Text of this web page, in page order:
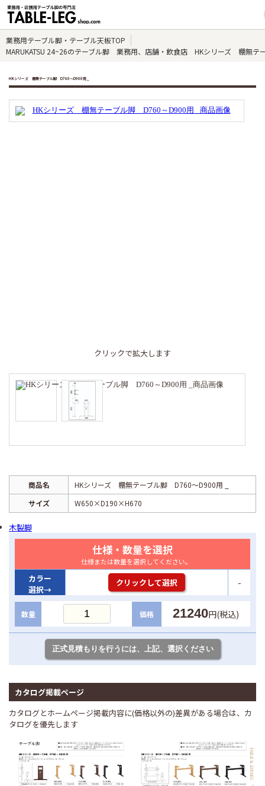
業務用テーブル脚・テーブル天板TOP
MARUKATSU 24~26のテーブル脚 業務用、店舗・飲食店 HKシリーズ 棚無テ
HKシリーズ 棚無テーブル脚 D760～D900用 _
クリックで拡大します
商品名
HKシリーズ 棚無テーブル脚 D760～D900用 _
サイズ
W650×D190×H670
木製脚
仕様・数量を選択
仕様または数量を選択してください。
カラー
選択→
クリックして選択 -
数量 価格 21240円(税込)
カタログ掲載ページ
カタログとホームページ掲載内容に(価格以外の)差異がある場合は、カ
タログを優先します